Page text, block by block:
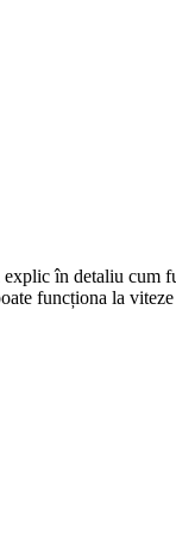
în detaliu cum
funcționa la